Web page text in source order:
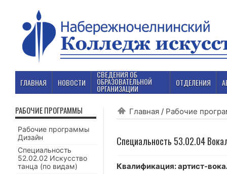
ГЛАВНАЯ НОВОСТИ
СВЕДЕНИЯ ОБ
ОБРАЗОВАТЕЛЬНОЙ
ОРГАНИЗАЦИИ
ОТДЕЛЕНИЯ
Главная / Рабочие
Специальность 53.02.04
Квалификация: артист-
РАБОЧИЕ ПРОГРАММЫ
Рабочие программы
Дизайн
Специальность
52.02.02 Искусство
танца (по видам)